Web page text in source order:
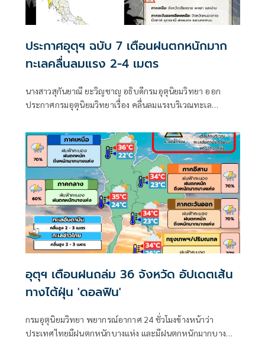
ประกาศอุตุฯ ฉบับ 7 เตือนฝนตกหนักมาก
ทะเลคลื่นลมแรง 2-4 เมตร
นางสาวสุกันยาณี ยะวิญชาญ อธิบดีกรมอุตุนิยมวิทยา ออก
ประกาศกรมอุตุนิยมวิทยาเรื่อง คลื่นลมแรงบริเวณทะเล
มากบริเวณประเทศไทย
อุตุฯ เตือนฝนถล่ม 36 จังหวัด อัปเดตเส้น
ทางไต้ฝุ่น 'ดอลฟิน'
กรมอุตุนิยมวิทยา พยากรณ์อากาศ 24 ชั่วโมงข้างหน้าว่า
ประเทศไทยมีฝนตกหนักบางแห่ง และมีฝนตกหนักมากบาง